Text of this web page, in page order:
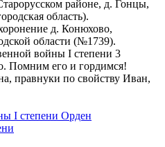
районе, д. Гонцы,
область).
д. Конюхово,
области (№1739).
войны I степени 3
Помним его и гордимся!
правнуки по свойству Иван,
Орден